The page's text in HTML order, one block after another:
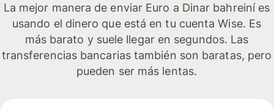
La mejor manera de enviar Euro a Dinar bahreiní es
usando el dinero que está en tu cuenta Wise. Es
más barato y suele llegar en segundos. Las
transferencias bancarias también son baratas, pero
pueden ser más lentas.